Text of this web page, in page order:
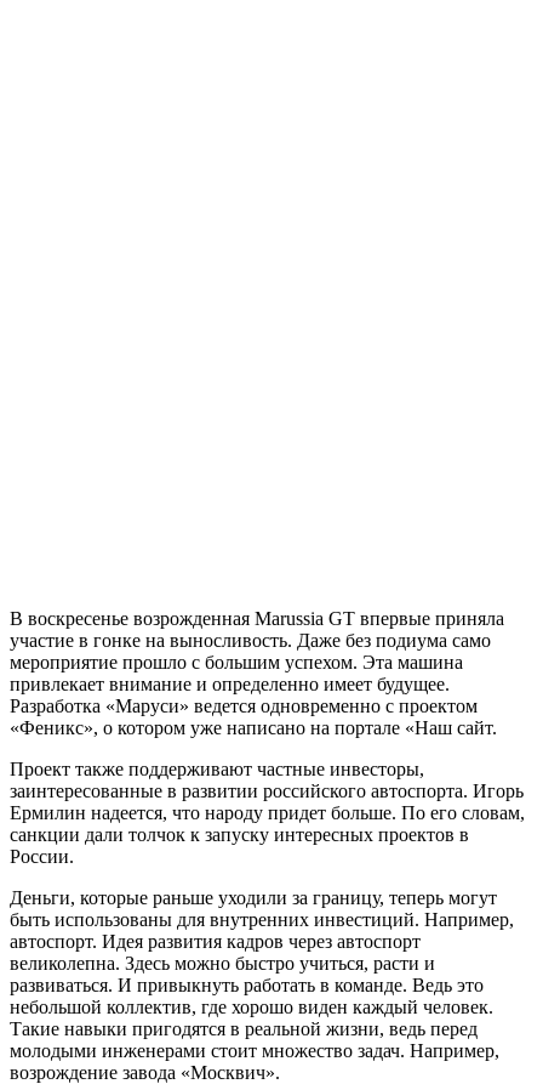
В воскресенье возрожденная Marussia GT впервые приняла
участие в гонке на выносливость. Даже без подиума само
мероприятие прошло с большим успехом. Эта машина
привлекает внимание и определенно имеет будущее.
Разработка «Маруси» ведется одновременно с проектом
«Феникс», о котором уже написано на портале «Наш сайт.
Проект также поддерживают частные инвесторы,
заинтересованные в развитии российского автоспорта. Игорь
Ермилин надеется, что народу придет больше. По его словам,
санкции дали толчок к запуску интересных проектов в
России.
Деньги, которые раньше уходили за границу, теперь могут
быть использованы для внутренних инвестиций. Например,
автоспорт. Идея развития кадров через автоспорт
великолепна. Здесь можно быстро учиться, расти и
развиваться. И привыкнуть работать в команде. Ведь это
небольшой коллектив, где хорошо виден каждый человек.
Такие навыки пригодятся в реальной жизни, ведь перед
молодыми инженерами стоит множество задач. Например,
возрождение завода «Москвич».